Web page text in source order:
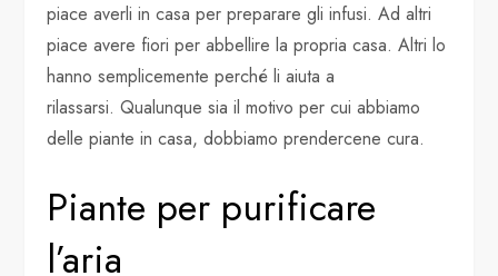
piace averli in casa per preparare gli infusi. Ad altri
piace avere fiori per abbellire la propria casa. Altri lo
hanno semplicemente perché li aiuta a
rilassarsi. Qualunque sia il motivo per cui abbiamo
delle piante in casa, dobbiamo prendercene cura.
Piante per purificare
l’aria